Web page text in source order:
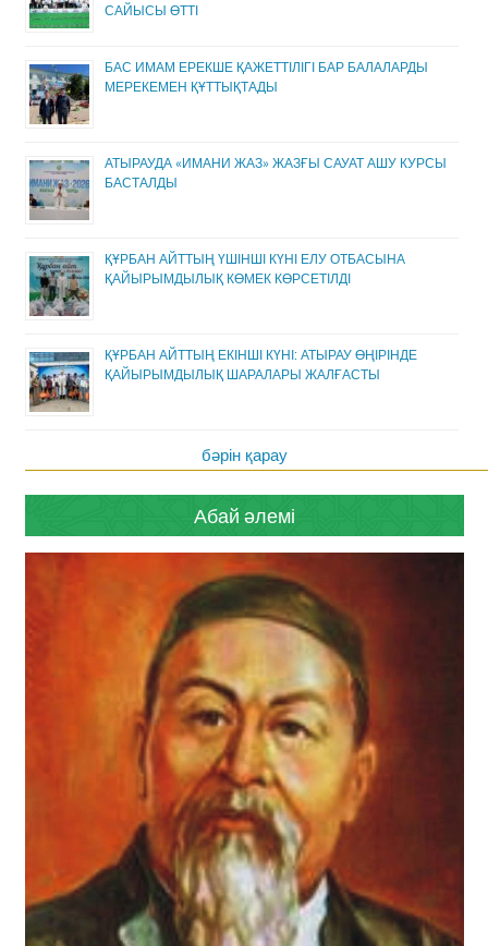
САЙЫСЫ ӨТТІ
БАС ИМАМ ЕРЕКШЕ ҚАЖЕТТІЛІГІ БАР БАЛАЛАРДЫ
МЕРЕКЕМЕН ҚҰТТЫҚТАДЫ
АТЫРАУДА «ИМАНИ ЖАЗ» ЖАЗҒЫ САУАТ АШУ КУРСЫ
БАСТАЛДЫ
ҚҰРБАН АЙТТЫҢ ҮШІНШІ КҮНІ ЕЛУ ОТБАСЫНА
ҚАЙЫРЫМДЫЛЫҚ КӨМЕК КӨРСЕТІЛДІ
ҚҰРБАН АЙТТЫҢ ЕКІНШІ КҮНІ: АТЫРАУ ӨҢІРІНДЕ
ҚАЙЫРЫМДЫЛЫҚ ШАРАЛАРЫ ЖАЛҒАСТЫ
бәрін қарау
Абай әлемі